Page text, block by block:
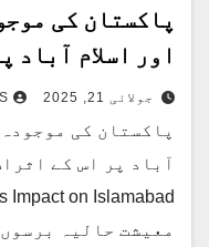
پاکستان کی
اور اسلام آباد
جولائی 21, 2025
پاکستان کی
معیشت حالیہ